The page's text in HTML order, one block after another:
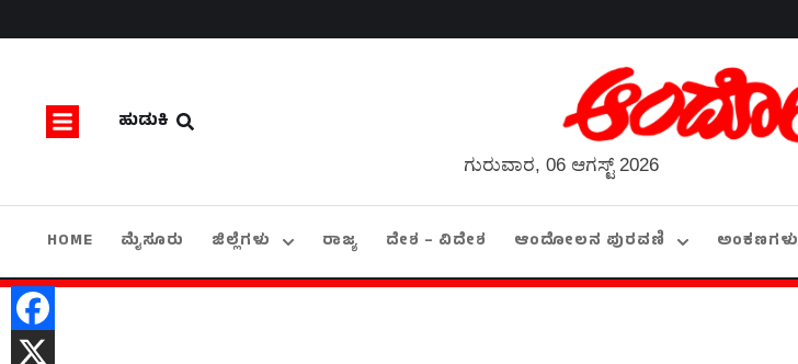
ಹುಡುಕಿ
ಗುರುವಾರ, 06 ಆಗಸ್ಟ್ 2026
HOME ಮೈಸೂರು ಜಿಲ್ಲೆಗಳು ರಾಜ್ಯ ದೇಶ – ವಿದೇಶ ಆಂದೋಲನ ಪುರವಣಿ ಅಂಕಣಗಳು